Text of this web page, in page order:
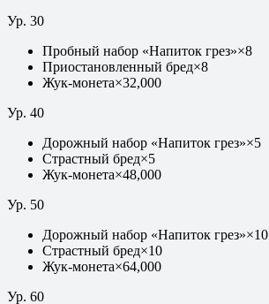
Ур. 30
Пробный набор «Напиток грез»×8
Приостановленный бред×8
Жук-монета×32,000
Ур. 40
Дорожный набор «Напиток грез»×5
Страстный бред×5
Жук-монета×48,000
Ур. 50
Дорожный набор «Напиток грез»×10
Страстный бред×10
Жук-монета×64,000
Ур. 60